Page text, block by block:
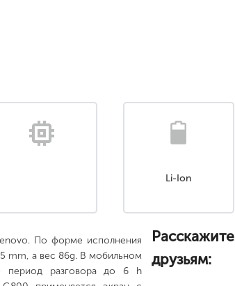
Li-Ion
По форме исполнения
mm, а вес 86g. В мобильном
период разговора до 6 h
Расскажите
друзьям: